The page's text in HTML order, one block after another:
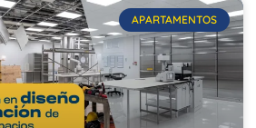
APARTAMENTOS